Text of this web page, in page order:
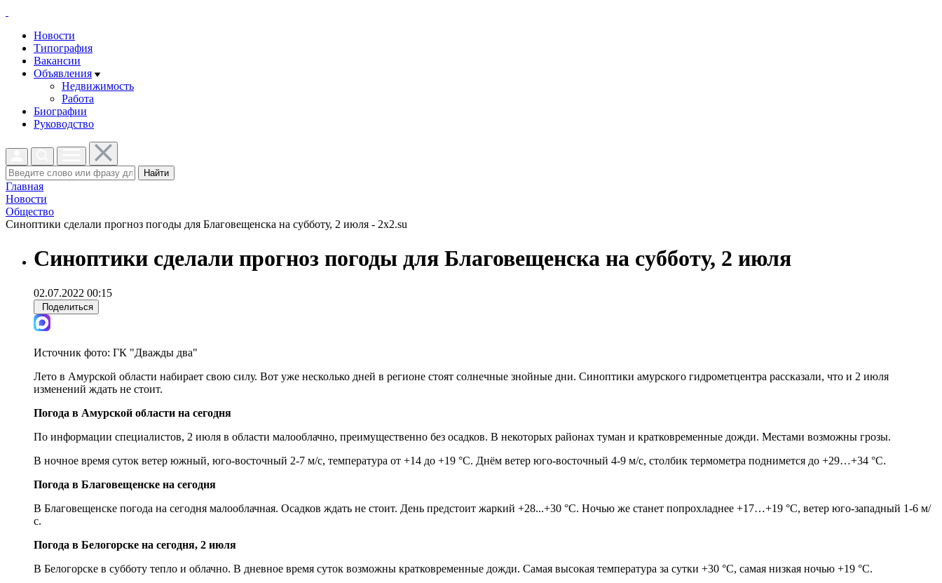
Новости
Типография
Вакансии
Объявления
Недвижимость
Работа
Биографии
Руководство
Найти
Главная
Новости
Общество
Синоптики сделали прогноз погоды для Благовещенска на субботу, 2 июля - 2x2.su
Синоптики сделали прогноз погоды для Благовещенска на субботу, 2 июля
02.07.2022 00:15
Поделиться
Источник фото: ГК "Дважды два"
Лето в Амурской области набирает свою силу. Вот уже несколько дней в регионе стоят солнечные знойные дни. Синоптики амурского гидрометцентра рассказали, что и 2 июля
изменений ждать не стоит.
Погода в Амурской области на сегодня
По информации специалистов, 2 июля в области малооблачно, преимущественно без осадков. В некоторых районах туман и кратковременные дожди. Местами возможны грозы.
В ночное время суток ветер южный, юго-восточный 2-7 м/с, температура от +14 до +19 °С. Днём ветер юго-восточный 4-9 м/с, столбик термометра поднимется до +29…+34 °С.
Погода в Благовещенске на сегодня
В Благовещенске погода на сегодня малооблачная. Осадков ждать не стоит. День предстоит жаркий +28...+30 °С. Ночью же станет попрохладнее +17…+19 °С, ветер юго-западный 1-6 м/
с.
Погода в Белогорске на сегодня, 2 июля
В Белогорске в субботу тепло и облачно. В дневное время суток возможны кратковременные дожди. Самая высокая температура за сутки +30 °С, самая низкая ночью +19 °С.